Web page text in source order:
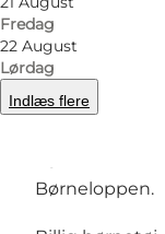
Fredag
22 August
Lørdag
Indlæs flere
Alle varer har
shopper bare
Børneloppen.